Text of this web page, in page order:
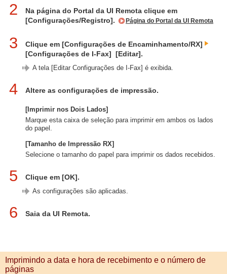
2
Na página do Portal da UI Remota clique em
[Configurações/Registro].
Página do Portal da UI Remota
3
Clique em [Configurações de Encaminhamento/RX]
[Configurações de I-Fax] [Editar].
A tela [Editar Configurações de I-Fax] é exibida.
4 Altere as configurações de impressão.
[Imprimir nos Dois Lados]
Marque esta caixa de seleção para imprimir em ambos os lados
do papel.
[Tamanho de Impressão RX]
Selecione o tamanho do papel para imprimir os dados recebidos.
5 Clique em [OK].
As configurações são aplicadas.
6 Saia da UI Remota.
Imprimindo a data e hora de recebimento e o número de
páginas